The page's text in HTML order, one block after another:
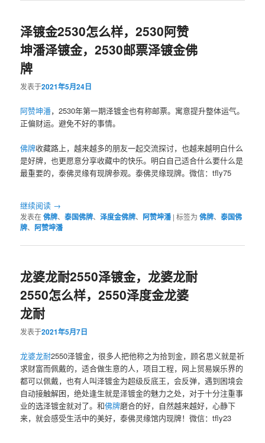
泽镀金2530怎么样，2530阿赞
坤潘泽镀金，2530邮票泽镀金佛
牌
发表于2021年5月24日
阿赞坤潘，2530年第一期泽镀金也有称邮票。寓意提升整体运气。
正偏财运。避免不好的事情。
佛牌收藏路上，越来越多的朋友一起交流探讨，也越来越明白什么
是好牌，也更愿意分享收藏中的快乐。明白自己适合什么要什么是
最重要的，泰佛灵缘有现牌参观。泰佛灵缘现牌。微信：tfly75
继续阅读 →
发表在佛牌、泰国佛牌、泽度金佛牌、 阿赞坤潘 |标签为 佛牌、泰国佛
牌、 阿赞坤潘
龙婆龙耐2550泽镀金，龙婆龙耐
2550怎么样，2550泽度金龙婆
龙耐
发表于2021年5月7日
龙婆龙耐2550泽镀金，很多人把他称之为拾到金，顾名思义就是祈
求财富而佩戴的，适合做生意的人，项目工程，网上贸易娱乐界的
都可以佩戴，也有人叫泽镀金为超级反底王，会反弹，遇到困境会
自动接触解困，绝处逢生就是泽镀金的魅力之处，对于十分注重事
业的选泽镀金就对了。和佛牌磨合的好，自然越来越好，心静下
来，就会感受生活中的美好，泰佛灵缘馆内现牌！微信：tfly23